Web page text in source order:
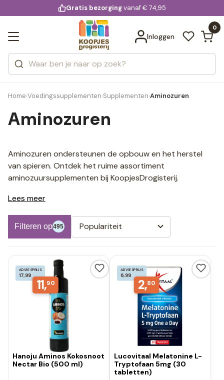
voor 20:00 uur besteld
Gratis bezorgingvanaf € 74,95
Inloggen
0
Zoeken
Categorieën
Merken
Bekijk alle resultaten
Home›Voedingssupplementen›Supplementen›Aminozuren
Aminozuren
Aminozuren ondersteunen de opbouw en het herstel
van spieren. Ontdek het ruime assortiment
aminozuursupplementen bij KoopjesDrogisterij.
Lees meer
Filteren op495 Populariteit
ADVIESPRIJS
17,99
11,90
Hanoju Aminos Kokosnoot
Nectar Bio (500 ml)
ADVIESPRIJS
6,99
2,80
Lucovitaal Melatonine L-
Tryptofaan 5mg (30
tabletten)